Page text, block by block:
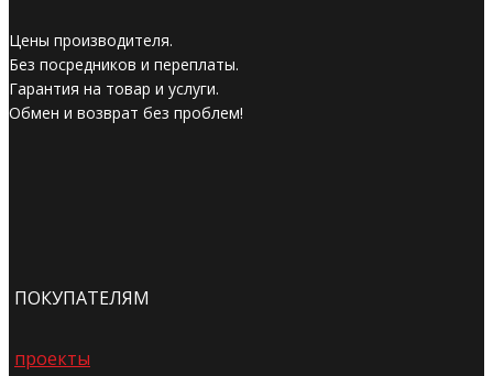
Цены производителя.
Без посредников и переплаты.
Гарантия на товар и услуги.
Обмен и возврат без проблем!
ПОКУПАТЕЛЯМ
проекты